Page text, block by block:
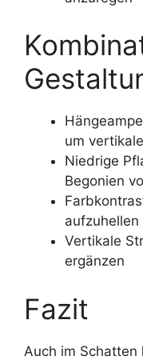
um
Niedrige
Begonien
aufzuhellen
Vertikale
ergänzen
Fazit
Auch im Schatten